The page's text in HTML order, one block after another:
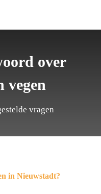
over
vegen
vragen
in Nieuwstadt?